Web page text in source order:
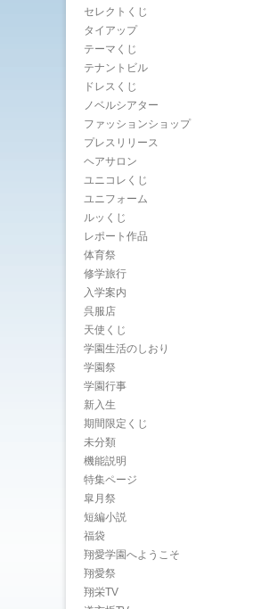
セレクトくじ
タイアップ
テーマくじ
テナントビル
ドレスくじ
ノベルシアター
ファッションショップ
プレスリリース
ヘアサロン
ユニコレくじ
ユニフォーム
ルッくじ
レポート作品
体育祭
修学旅行
入学案内
呉服店
天使くじ
学園生活のしおり
学園祭
学園行事
新入生
期間限定くじ
未分類
機能説明
特集ページ
皐月祭
短編小説
福袋
翔愛学園へようこそ
翔愛祭
翔栄TV